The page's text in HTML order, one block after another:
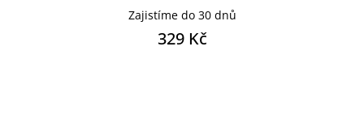
Zajistíme do 30 dnů
329 Kč